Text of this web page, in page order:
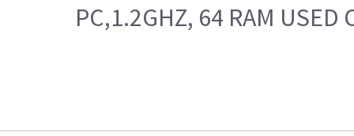
PC,1.2GHZ, 64 RAM USED